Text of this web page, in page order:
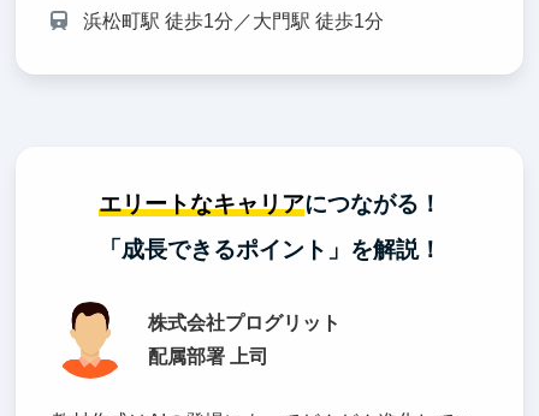
浜松町駅 徒歩1分／大門駅 徒歩1分
エリートなキャリアにつながる！
「成長できるポイント」を解説！
株式会社プログリット
配属部署 上司